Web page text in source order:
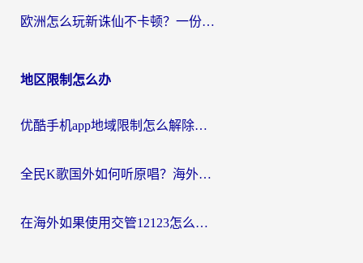
欧洲怎么玩新诛仙不卡顿？一份给海外游子的国服游戏畅玩指南
地区限制怎么办
优酷手机app地域限制怎么解除？海外党亲测有效的追剧方案
全民K歌国外如何听原唱？海外党亲测有效的回国加速器选择指南
在海外如果使用交管12123怎么处理？留学生亲测有效的回国加速方案